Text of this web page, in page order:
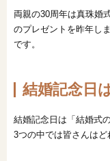
両親の30周年は真珠婚
のプレゼントを昨年し
です。
結婚記念日
結婚記念日は「結婚式
3つの中では皆さんは